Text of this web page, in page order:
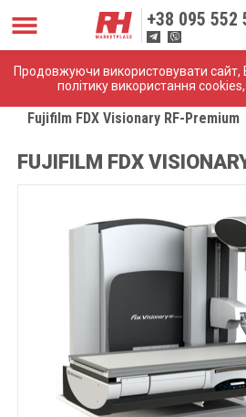
Продовжуючи використовувати
політику використання
+38 095 552
Fujifilm FDX Visionary RF-Premium
FUJIFILM FDX